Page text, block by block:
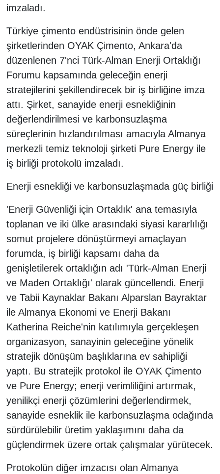
imzaladı.
Türkiye çimento endüstrisinin önde gelen
şirketlerinden OYAK Çimento, Ankara'da
düzenlenen 7'nci Türk-Alman Enerji Ortaklığı
Forumu kapsamında geleceğin enerji
stratejilerini şekillendirecek bir iş birliğine imza
attı. Şirket, sanayide enerji esnekliğinin
değerlendirilmesi ve karbonsuzlaşma
süreçlerinin hızlandırılması amacıyla Almanya
merkezli temiz teknoloji şirketi Pure Energy ile
iş birliği protokolü imzaladı.
Enerji esnekliği ve karbonsuzlaşmada güç birliği
'Enerji Güvenliği için Ortaklık' ana temasıyla
toplanan ve iki ülke arasındaki siyasi kararlılığı
somut projelere dönüştürmeyi amaçlayan
forumda, iş birliği kapsamı daha da
genişletilerek ortaklığın adı 'Türk-Alman Enerji
ve Maden Ortaklığı' olarak güncellendi. Enerji
ve Tabii Kaynaklar Bakanı Alparslan Bayraktar
ile Almanya Ekonomi ve Enerji Bakanı
Katherina Reiche'nin katılımıyla gerçekleşen
organizasyon, sanayinin geleceğine yönelik
stratejik dönüşüm başlıklarına ev sahipliği
yaptı. Bu stratejik protokol ile OYAK Çimento
ve Pure Energy; enerji verimliliğini artırmak,
yenilikçi enerji çözümlerini değerlendirmek,
sanayide esneklik ile karbonsuzlaşma odağında
sürdürülebilir üretim yaklaşımını daha da
güçlendirmek üzere ortak çalışmalar yürütecek.
Protokolün diğer imzacısı olan Almanya